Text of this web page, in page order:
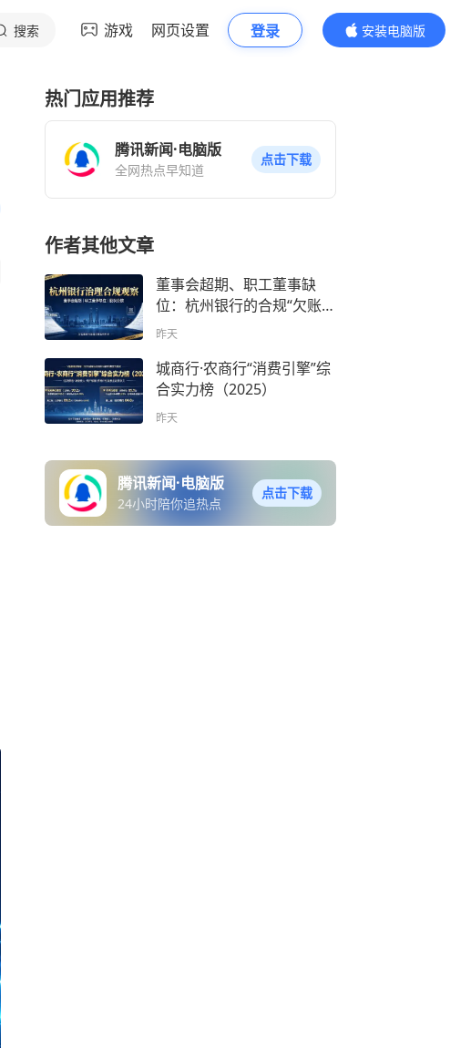
搜索 游戏 网页设置 登录
安装电脑版
内容更精彩
热门应用推荐
腾讯新闻·电脑版
全网热点早知道
点击下载
作者其他文章
董事会超期、职工董事缺
位：杭州银行的合规“欠账”
怎么还？
昨天
城商行·农商行“消费引擎”综
合实力榜（2025）
昨天
腾讯新闻·电脑版
24小时陪你追热点
点击下载